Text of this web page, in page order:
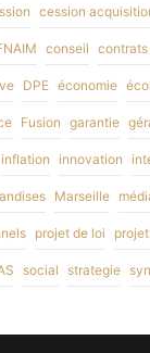
cession
conseil
DPE économie
Fusion garantie
inflation innovation
Marseille
projet de loi
social strategie